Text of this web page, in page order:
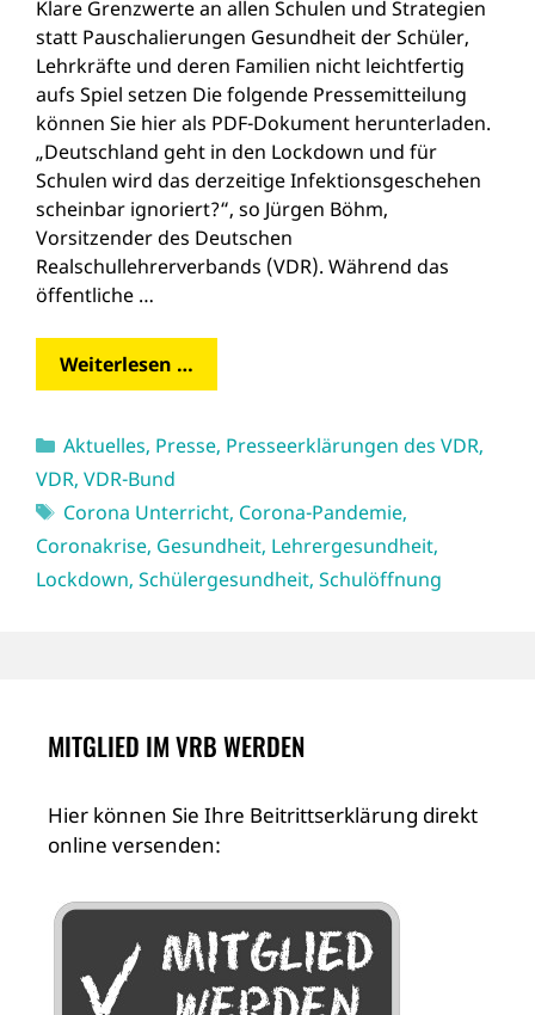
Klare Grenzwerte an allen Schulen und Strategien
statt Pauschalierungen Gesundheit der Schüler,
Lehrkräfte und deren Familien nicht leichtfertig
aufs Spiel setzen Die folgende Pressemitteilung
können Sie hier als PDF-Dokument herunterladen.
„Deutschland geht in den Lockdown und für
Schulen wird das derzeitige Infektionsgeschehen
scheinbar ignoriert?“, so Jürgen Böhm,
Vorsitzender des Deutschen
Realschullehrerverbands (VDR). Während das
öffentliche …
Weiterlesen …
Kategorien
Aktuelles, Presse, Presseerklärungen des VDR,
VDR, VDR-Bund
Schlagwörter
Corona Unterricht, Corona-Pandemie,
Coronakrise, Gesundheit, Lehrergesundheit,
Lockdown, Schülergesundheit, Schulöffnung
MITGLIED IM VRB WERDEN
Hier können Sie Ihre Beitrittserklärung direkt
online versenden: